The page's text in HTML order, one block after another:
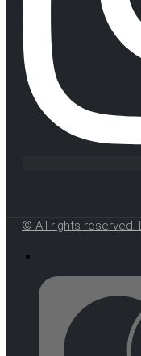
© All rights reserved.